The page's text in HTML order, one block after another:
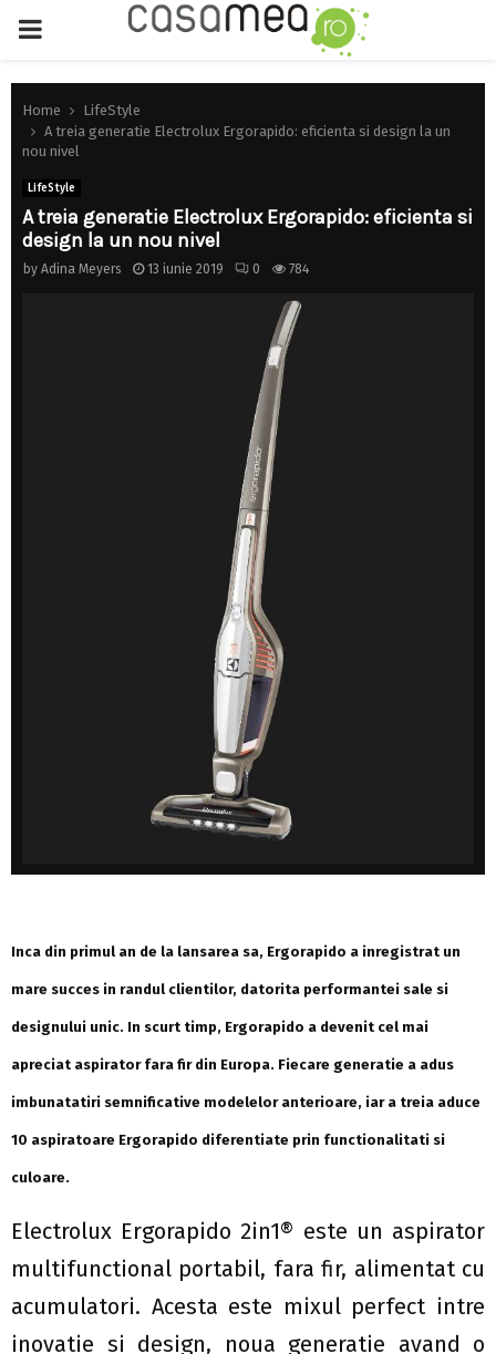
PRIMARY
MENU
Home
LifeStyle
A treia generatie Electrolux Ergorapido: eficienta si design la un
nou nivel
LifeStyle
A treia generatie Electrolux Ergorapido: eficienta si
design la un nou nivel
by Adina Meyers 13 iunie 2019 0 784
Inca din primul an de la lansarea sa, Ergorapido a inregistrat un
mare succes in randul clientilor, datorita performantei sale si
designului unic. In scurt timp, Ergorapido a devenit cel mai
apreciat aspirator fara fir din Europa. Fiecare generatie a adus
imbunatatiri semnificative modelelor anterioare, iar a treia aduce
10 aspiratoare Ergorapido diferentiate prin functionalitati si
culoare.
Electrolux Ergorapido 2in1® este un aspirator
multifunctional portabil, fara fir, alimentat cu
acumulatori. Acesta este mixul perfect intre
inovatie si design, noua generatie avand o